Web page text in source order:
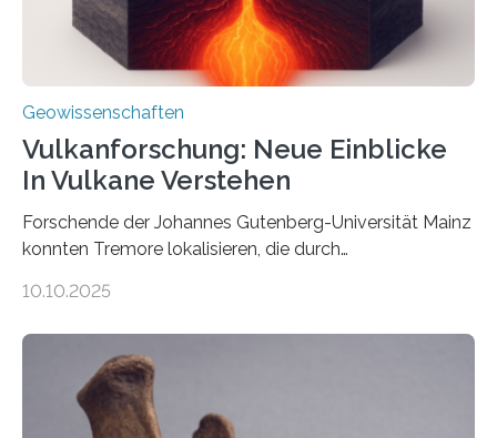
Geowissenschaften
Vulkanforschung: Neue Einblicke
In Vulkane Verstehen
Forschende der Johannes Gutenberg-Universität Mainz
konnten Tremore lokalisieren, die durch
Vulkan? Was passiert in der Erde darunter? Wo
erzeugt durch Magma oder Gase, die sich durch
Schlote einen Weg nach oben bahnen? Jun.-Prof. Dr.
Miriam Christina Reiss, Vulkanseismologin an der
10.10.2025